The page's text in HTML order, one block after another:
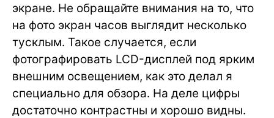
экране. Не обращайте внимания на то, что
на фото экран часов выглядит несколько
тусклым. Такое случается, если
фотографировать LCD-дисплей под ярким
внешним освещением, как это делал я
специально для обзора. На деле цифры
достаточно контрастны и хорошо видны.